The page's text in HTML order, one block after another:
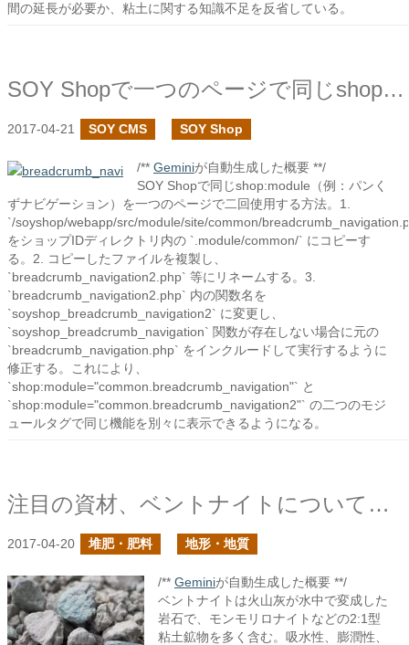
間の延長が必要か、粘土に関する知識不足を反省している。
SOY Shopで一つのページで同じshop:moduleを二回使用したい
2017-04-21 SOY CMS SOY Shop
/** Geminiが自動生成した概要 **/
SOY Shopで同じshop:module（例：パンく
ずナビゲーション）を一つのページで二回使用する方法。1.
`/soyshop/webapp/src/module/site/common/
をショップIDディレクトリ内の `.module/common/` にコピーす
る。2. コピーしたファイルを複製し、
`breadcrumb_navigation2.php` 等にリネームする。3.
`breadcrumb_navigation2.php` 内の関数名を
`soyshop_breadcrumb_navigation2` に変更し、
`soyshop_breadcrumb_navigation` 関数が存在しない場合に元の
`breadcrumb_navigation.php` をインクルードして実行するように
修正する。これにより、
`shop:module="common.breadcrumb_navigation"` と
`shop:module="common.breadcrumb_navigation2"` の二つのモジ
ュールタグで同じ機能を別々に表示できるようになる。
注目の資材、ベントナイトについて知ろう
2017-04-20 堆肥・肥料 地形・地質
/** Geminiが自動生成した概要 **/
ベントナイトは火山灰が水中で変成した
岩石で、モンモリロナイトなどの2:1型
粘土鉱物を多く含む。吸水性、膨潤性、